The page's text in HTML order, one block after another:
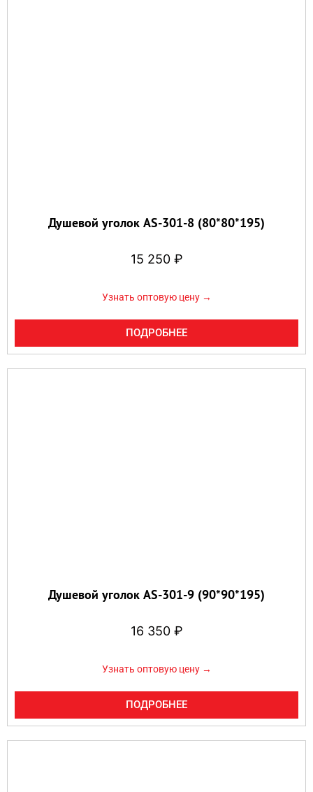
Душевой уголок AS-301-8 (80*80*195)
15 250 ₽
Узнать оптовую цену →
ПОДРОБНЕЕ
Душевой уголок AS-301-9 (90*90*195)
16 350 ₽
Узнать оптовую цену →
ПОДРОБНЕЕ